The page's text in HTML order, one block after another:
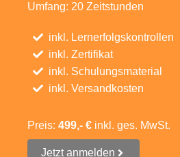
Umfang: 20 Zeitstunden
inkl. Lernerfolgskontrollen
inkl. Zertifikat
inkl. Schulungsmaterial
inkl. Versandkosten
Preis:499,- € inkl. ges. MwSt.
Jetzt anmelden